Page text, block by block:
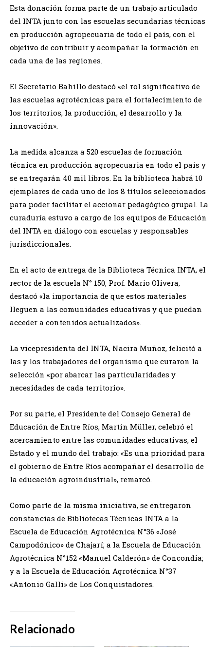
Esta donación forma parte de un trabajo articulado
del INTA junto con las escuelas secundarias técnicas
en producción agropecuaria de todo el país, con el
objetivo de contribuir y acompañar la formación en
cada una de las regiones.
El Secretario Bahillo destacó «el rol significativo de
las escuelas agrotécnicas para el fortalecimiento de
los territorios, la producción, el desarrollo y la
innovación».
La medida alcanza a 520 escuelas de formación
técnica en producción agropecuaria en todo el país y
se entregarán 40 mil libros. En la biblioteca habrá 10
ejemplares de cada uno de los 8 títulos seleccionados
para poder facilitar el accionar pedagógico grupal. La
curaduría estuvo a cargo de los equipos de Educación
del INTA en diálogo con escuelas y responsables
jurisdiccionales.
En el acto de entrega de la Biblioteca Técnica INTA, el
rector de la escuela N° 150, Prof. Mario Olivera,
destacó «la importancia de que estos materiales
lleguen a las comunidades educativas y que puedan
acceder a contenidos actualizados».
La vicepresidenta del INTA, Nacira Muñoz, felicitó a
las y los trabajadores del organismo que curaron la
selección «por abarcar las particularidades y
necesidades de cada territorio».
Por su parte, el Presidente del Consejo General de
Educación de Entre Ríos, Martín Müller, celebró el
acercamiento entre las comunidades educativas, el
Estado y el mundo del trabajo: «Es una prioridad para
el gobierno de Entre Ríos acompañar el desarrollo de
la educación agroindustrial», remarcó.
Como parte de la misma iniciativa, se entregaron
constancias de Bibliotecas Técnicas INTA a la
Escuela de Educación Agrotécnica N°36 «José
Campodónico» de Chajarí; a la Escuela de Educación
Agrotécnica N°152 «Manuel Calderón» de Concondia;
y a la Escuela de Educación Agrotécnica N°37
«Antonio Galli» de Los Conquistadores.
Relacionado